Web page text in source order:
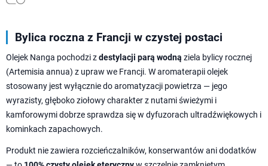
Bylica roczna z Francji w czystej postaci
Olejek Nanga pochodzi zdestylacji parą wodną ziela bylicy rocznej
(Artemisia annua) z upraw we Francji. W aromaterapii olejek
stosowany jest wyłącznie do aromatyzacji powietrza — jego
wyrazisty, głęboko ziołowy charakter z nutami świeżymi i
kamforowymi dobrze sprawdza się w dyfuzorach ultradźwiękowych i
kominkach zapachowych.
Produkt nie zawiera rozcieńczalników, konserwantów ani dodatków